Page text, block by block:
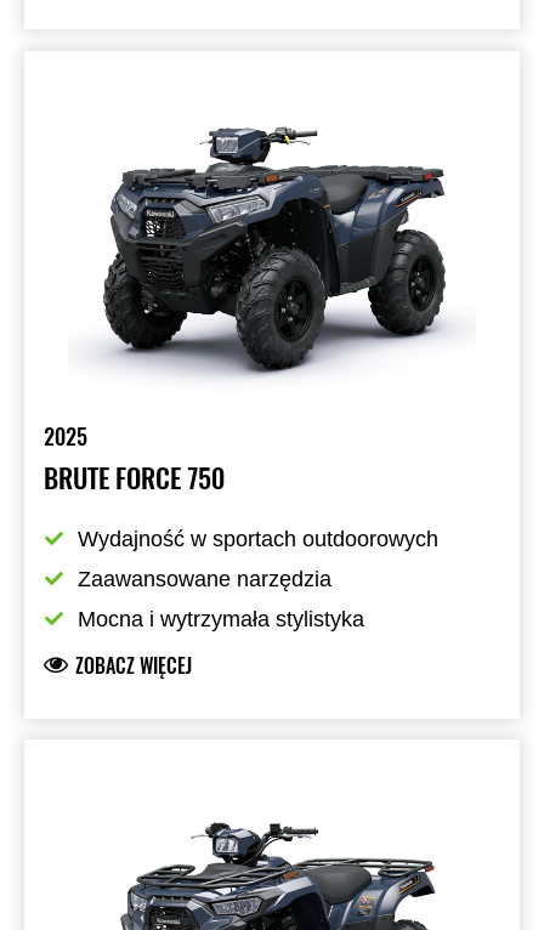
2025
BRUTE FORCE 750
Wydajność w sportach outdoorowych
Zaawansowane narzędzia
Mocna i wytrzymała stylistyka
ZOBACZ WIĘCEJ